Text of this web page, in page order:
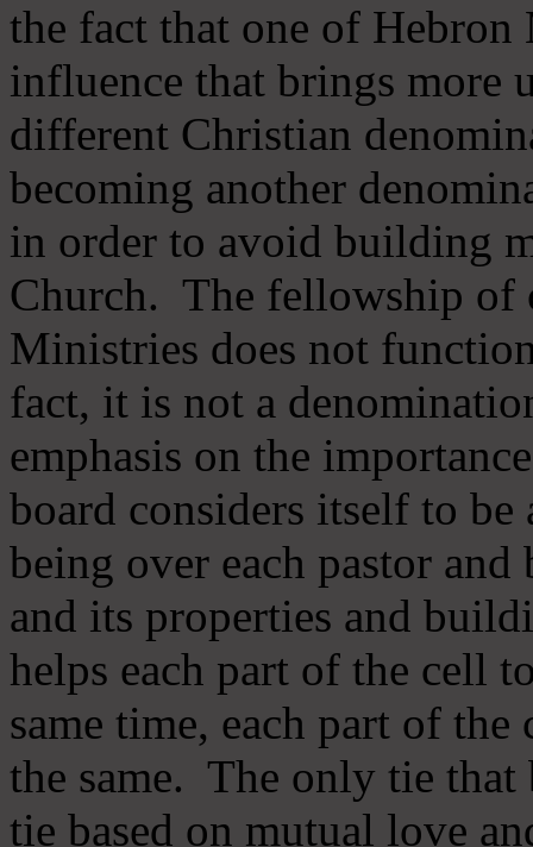
the fact that one of
influence that brings more
different Christian
becoming another
in order to avoid building
Church. The fellowship of
Ministries does not
fact, it is not a
emphasis on the
board considers itself to be
being over each pastor
and its properties and
helps each part of the cell
same time, each part of
the same. The only tie that
tie based on mutual love